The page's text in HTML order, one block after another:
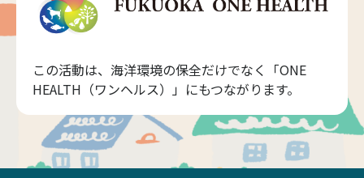
この活動は、海洋環境の保全だけでなく「ONE
HEALTH（ワンヘルス）」にもつながります。